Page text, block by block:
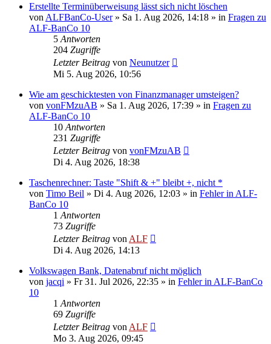
Erstellte Terminüberweisung lässt sich nicht löschen
von ALFBanCo-User» Sa 1. Aug 2026, 14:18 » in Fragen zu
ALF-BanCo 10
5 Antworten
204 Zugriffe
Letzter Beitrag von Neunutzer
Mi 5. Aug 2026, 10:56
Wie am geschicktesten von Finanzmanager umsteigen?
von vonFMzuAB » Sa 1. Aug 2026, 17:39 » in Fragen zu
ALF-BanCo 10
10 Antworten
231 Zugriffe
Letzter Beitrag von vonFMzuAB
Di 4. Aug 2026, 18:38
Taschenrechner: Taste "Shift & +" bleibt +, nicht *
von Timo Beil » Di 4. Aug 2026, 12:03 » in Fehler in ALF-
BanCo 10
1 Antworten
73 Zugriffe
Letzter Beitrag von ALF
Di 4. Aug 2026, 14:13
Volkswagen Bank, Datenabruf nicht möglich
von jacqi » Fr 31. Jul 2026, 22:35 » in Fehler in ALF-BanCo
10
1 Antworten
69 Zugriffe
Letzter Beitrag von ALF
Mo 3. Aug 2026, 09:45